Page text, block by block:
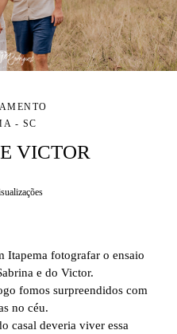
- SC
VICTOR
Itapema fotografar o ensaio
e do Victor.
fomos surpreendidos com
no céu.
casal deveria viver essa